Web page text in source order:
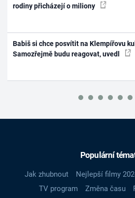
rodiny přicházejí o miliony
Babiš si chce posvítit na Klempířovu
Samozřejmě budu reagovat, uvedl
Populární
Jak zhubnout Nejlepší filmy
TV program
Změna času